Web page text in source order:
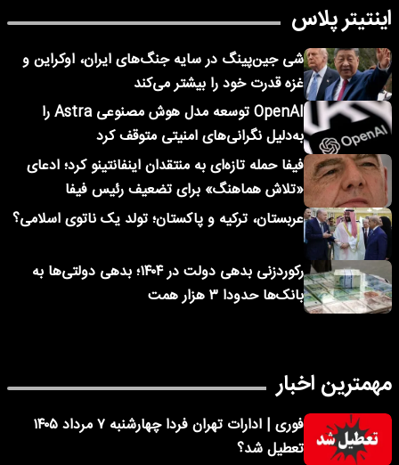
اینتیتر پلاس
شی جین‌پینگ در سایه جنگ‌های ایران، اوکراین و
غزه قدرت خود را بیشتر می‌کند
OpenAI توسعه مدل هوش مصنوعی Astra را
به‌دلیل نگرانی‌های امنیتی متوقف کرد
فیفا حمله تازه‌ای به منتقدان اینفانتینو کرد؛ ادعای
«تلاش هماهنگ» برای تضعیف رئیس فیفا
عربستان، ترکیه و پاکستان؛ تولد یک ناتوی اسلامی؟
رکوردزنی بدهی دولت در ۱۴۰۴؛ بدهی دولتی‌ها به
بانک‌ها حدودا ۳ هزار همت
مهمترین اخبار
فوری | ادارات تهران فردا چهارشنبه ۷ مرداد ۱۴۰۵
تعطیل شد؟